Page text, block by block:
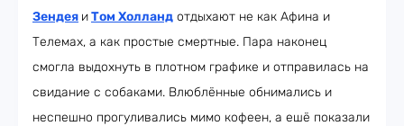
Зендея иТом Холланд отдыхают не как Афина и
Телемах, а как простые смертные. Пара наконец
смогла выдохнуть в плотном графике и отправилась на
свидание с собаками. Влюблённые обнимались и
неспешно прогуливались мимо кофеен, а ешё показали